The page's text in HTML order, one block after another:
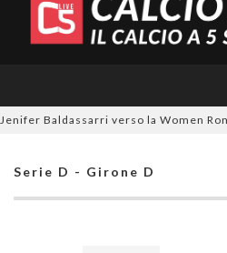
Baldassarri verso la Women Roma
Serie D - Girone D